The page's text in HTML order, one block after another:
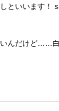
といいます！
んだけど……白